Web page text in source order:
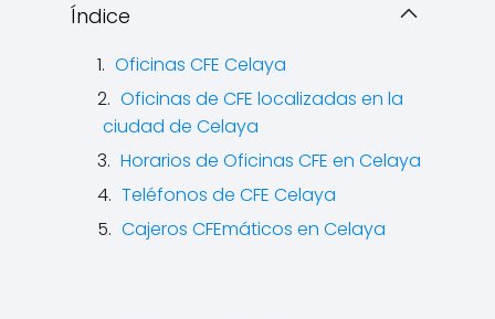
Índice
Oficinas CFE Celaya
Oficinas de CFE localizadas en la
ciudad de Celaya
Horarios de Oficinas CFE en Celaya
Teléfonos de CFE Celaya
Cajeros CFEmáticos en Celaya